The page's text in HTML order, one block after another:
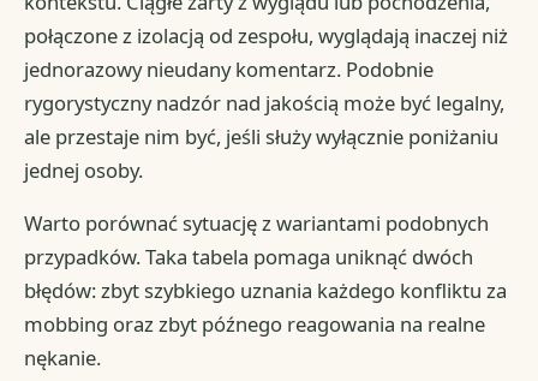
połączone z izolacją od zespołu, wyglądają inaczej niż
jednorazowy nieudany komentarz. Podobnie
rygorystyczny nadzór nad jakością może być legalny,
ale przestaje nim być, jeśli służy wyłącznie poniżaniu
jednej osoby.
Warto porównać sytuację z wariantami podobnych
przypadków. Taka tabela pomaga uniknąć dwóch
błędów: zbyt szybkiego uznania każdego konfliktu za
mobbing oraz zbyt późnego reagowania na realne
nękanie.